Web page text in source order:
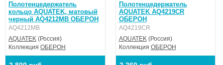
Полотенцедержатель
кольцо AQUATEK, матовый
черный AQ4212MB ОБЕРОН
AQ4212MB
AQUATEK (Россия)
Коллекция ОБЕРОН
Полотенцедержатель
AQUATEK AQ4219CR
ОБЕРОН
AQ4219CR
AQUATEK(Россия)
Коллекция ОБЕРОН